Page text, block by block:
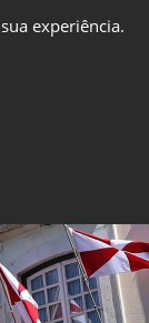
experiência.